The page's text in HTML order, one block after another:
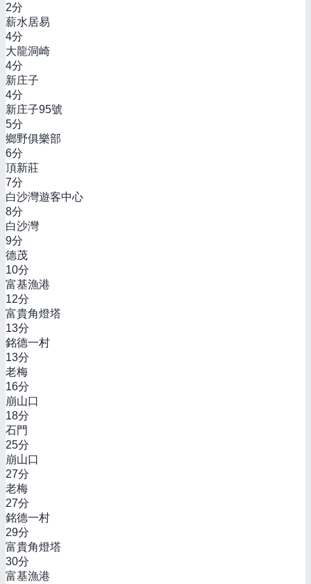
2分
薪水居易
4分
大龍洞崎
4分
新庄子
4分
新庄子95號
5分
鄉野俱樂部
6分
頂新莊
7分
白沙灣遊客中心
8分
白沙灣
9分
德茂
10分
富基漁港
12分
富貴角燈塔
13分
銘德一村
13分
老梅
16分
崩山口
18分
石門
25分
崩山口
27分
老梅
27分
銘德一村
29分
富貴角燈塔
30分
富基漁港